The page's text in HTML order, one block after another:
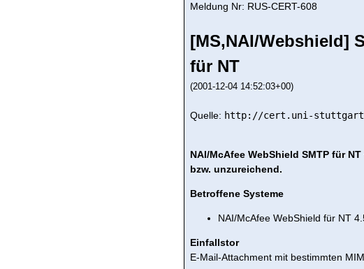
Meldung Nr: RUS-CERT-608
[MS,NAI/Webshield]
für NT
(2001-12-04 14:52:03+00)
Quelle: http://cert.uni-
NAI/McAfee WebShield SMTP für
bzw. unzureichend.
Betroffene Systeme
NAI/McAfee WebShield für NT
Einfallstor
E-Mail-Attachment mit bestimmten